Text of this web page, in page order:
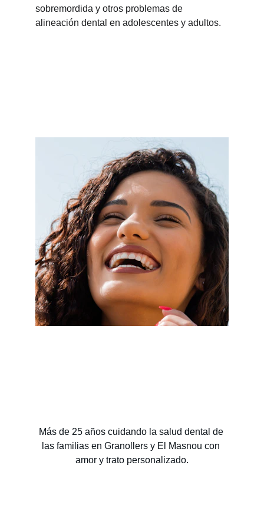
sobremordida y otros problemas de
alineación dental en adolescentes y adultos.
Más de 25 años cuidando la salud dental de
las familias en Granollers y El Masnou con
amor y trato personalizado.